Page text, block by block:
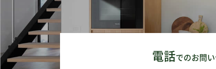
ぜひ、
わせく
電話でのお問